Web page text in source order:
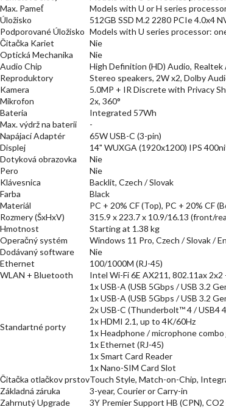
Max. Pameť
Models with U or H series
Úložisko
512GB SSD M.2 2280 PCIe 4.0x4
Podporované Úložisko Models with U series processor:
Čitačka Kariet
Nie
Optická Mechanika
Nie
Audio Chip
High Definition (HD) Audio, Realtek
Reproduktory
Stereo speakers, 2W x2, Dolby
Kamera
5.0MP + IR Discrete with Privacy
Mikrofon
2x, 360°
Bateria
Integrated 57Wh
Max. výdrž na baterii
-
Napájací Adaptér
65W USB-C (3-pin)
Displej
14" WUXGA (1920x1200) IPS
Dotyková obrazovka
Nie
Pero
Nie
Klávesnica
Backlit, Czech / Slovak
Farba
Black
Materiál
PC + 20% CF (Top), PC + 20% CF
Rozmery (ŠxHxV)
315.9 x 223.7 x 10.9/16.13 (front/
Hmotnost
Starting at 1.38 kg
Operačný systém
Windows 11 Pro, Czech / Slovak /
Dodávaný software
Nie
Ethernet
100/1000M (RJ-45)
WLAN + Bluetooth
Intel Wi-Fi 6E AX211, 802.11ax 2x2
Standartné porty
1x USB-A (USB 5Gbps / USB 3.2
1x USB-A (USB 5Gbps / USB 3.2
2x USB-C (Thunderbolt™ 4 / USB4
1x HDMI 2.1, up to 4K/60Hz
1x Headphone / microphone combo
1x Ethernet (RJ-45)
1x Smart Card Reader
1x Nano-SIM Card Slot
Čitačka otlačkov prstovTouch Style, Match-on-Chip,
Základná záruka
3-year, Courier or Carry-in
Zahrnutý Upgrade
3Y Premier Support HB (CPN),